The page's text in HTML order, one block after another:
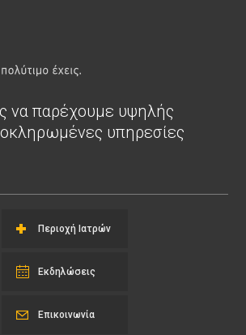
να παρέχουμε υψηλής
υπηρεσίες
Περιοχή Ιατρών
Εκδηλώσεις
Επικοινωνία